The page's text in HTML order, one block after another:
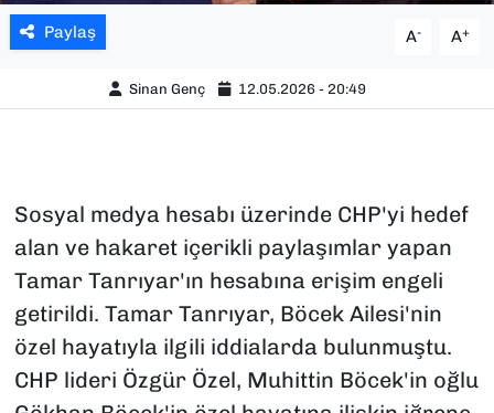
Paylaş A- A+
Sinan Genç 12.05.2026 - 20:49
Sosyal medya hesabı üzerinde CHP'yi hedef
alan ve hakaret içerikli paylaşımlar yapan
Tamar Tanrıyar'ın hesabına erişim engeli
getirildi. Tamar Tanrıyar, Böcek Ailesi'nin
özel hayatıyla ilgili iddialarda bulunmuştu.
CHP lideri Özgür Özel, Muhittin Böcek'in oğlu
YEREL YÖNETİMLER